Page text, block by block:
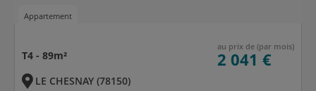
Appartement
T4 - 89m²
au prix de (par mois)
2 041 €
LE CHESNAY (78150)